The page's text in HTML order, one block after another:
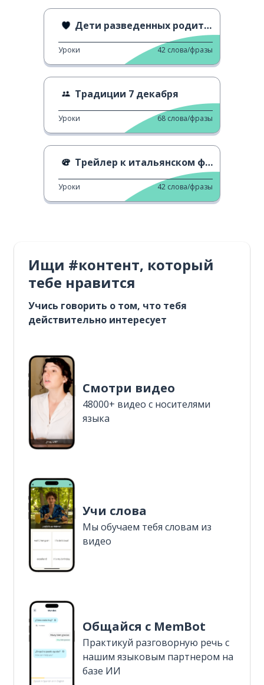
Дети разведенных родителей
Уроки 42 слова/фразы
Традиции 7 декабря
Уроки 68 слова/фразы
Трейлер к итальянском фильму
Уроки 42 слова/фразы
Ищи #контент, который
тебе нравится
Учись говорить о том, что тебя
действительно интересует
Смотри видео
48000+ видео с носителями
языка
Учи слова
Мы обучаем тебя словам из
видео
Общайся с MemBot
Практикуй разговорную речь с
нашим языковым партнером на
базе ИИ